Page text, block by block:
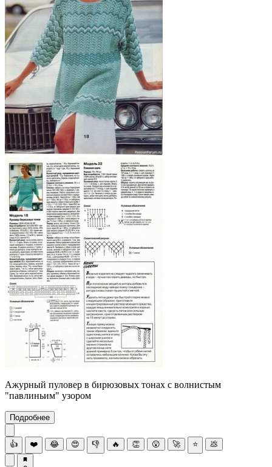
Ажурный пуловер в бирюзовых тонах с волнистым
"павлиньим" узором
Подробнее
👍 ❤️ 😂 😍 👎 🔥 👏 😮 🚀 ⭐ 💩